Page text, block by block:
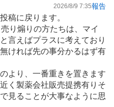
2026/8/9 7:35報告
稿に戻ります。
り煽りの方たちは、マイ
言えばプラスに考えており
ければ先の事分かるはず有
より、一番重きを置きます
く製薬会社販売提携有りそ
見ることが大事なように思